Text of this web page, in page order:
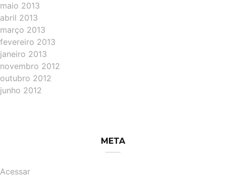
maio 2013
abril 2013
março 2013
fevereiro 2013
janeiro 2013
novembro 2012
outubro 2012
junho 2012
META
Acessar